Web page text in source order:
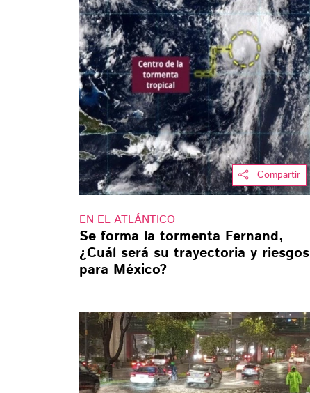
Compartir
EN EL ATLÁNTICO
Se forma la tormenta Fernand,
¿Cuál será su trayectoria y riesgos
para México?